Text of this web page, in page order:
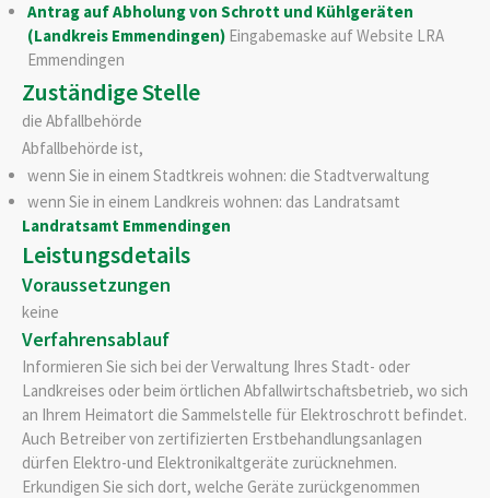
Antrag auf Abholung von Schrott und Kühlgeräten
(Landkreis Emmendingen) Eingabemaske auf Website LRA
Emmendingen
Zuständige Stelle
die Abfallbehörde
Abfallbehörde ist,
wenn Sie in einem Stadtkreis wohnen: die Stadtverwaltung
wenn Sie in einem Landkreis wohnen: das Landratsamt
Landratsamt Emmendingen
Leistungsdetails
Voraussetzungen
keine
Verfahrensablauf
Informieren Sie sich bei der Verwaltung Ihres Stadt- oder
Landkreises oder beim örtlichen Abfallwirtschaftsbetrieb, wo sich
an Ihrem Heimatort die Sammelstelle für Elektroschrott befindet.
Auch Betreiber von zertifizierten Erstbehandlungsanlagen
dürfen Elektro-und Elektronikaltgeräte zurücknehmen.
Erkundigen Sie sich dort, welche Geräte zurückgenommen